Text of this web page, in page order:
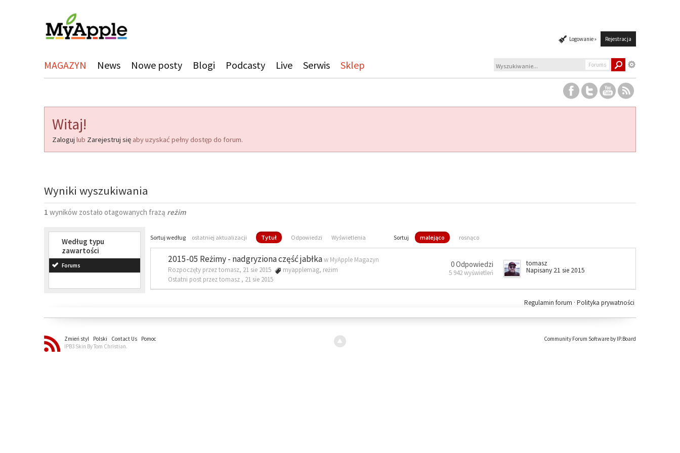
Logowanie » Rejestracja
MAGAZYN News Nowe posty Blogi Podcasty Live Serwis Sklep Forums
Witaj!
Zaloguj lub Zarejestruj się aby uzyskać pełny dostęp do forum.
Wyniki wyszukiwania
1 wyników zostało otagowanych frazą reżim
Według typu
zawartości
Forums
Sortuj według ostatniej aktualizacji Tytuł Odpowiedzi Wyświetlenia Sortuj malejąco rosnąco
2015-05 Reżimy - nadgryziona część jabłkaw MyApple Magazyn
Rozpoczęty przez tomasz, 21 sie 2015
myapplemag, reżim
Ostatni post przez tomasz , 21 sie 2015
0 Odpowiedzi
5 942 wyświetleń
tomasz
Napisany 21 sie 2015
Polityka prywatności
Regulamin forum ·
Zmień styl Polski Contact Us
Pomoc
IPB3 Skin By Tom Christian.
Community Forum Software by IP.Board